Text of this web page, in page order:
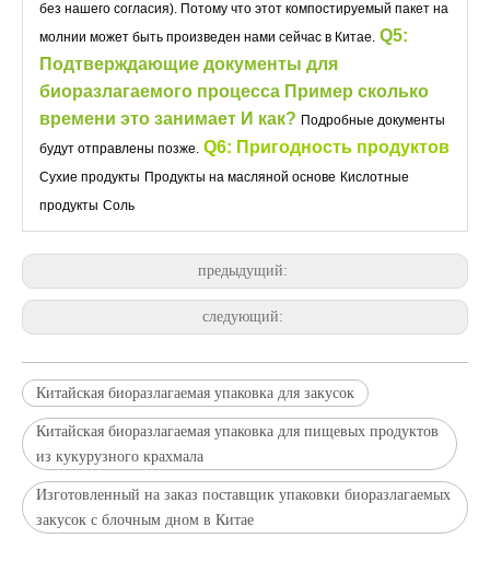
без нашего согласия). Потому что этот компостируемый пакет на
молнии может быть произведен нами сейчас в Китае. Q5:
Подтверждающие документы для
биоразлагаемого процесса Пример сколько
времени это занимает И как? Подробные документы
будут отправлены позже. Q6: Пригодность продуктов
Сухие продукты Продукты на масляной основе Кислотные
продукты Соль
предыдущий:
следующий:
Китайская биоразлагаемая упаковка для закусок
Китайская биоразлагаемая упаковка для пищевых продуктов
из кукурузного крахмала
Изготовленный на заказ поставщик упаковки биоразлагаемых
закусок с блочным дном в Китае